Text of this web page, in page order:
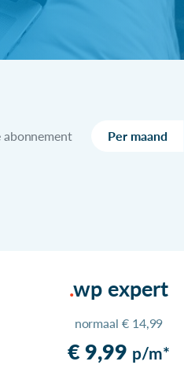
abonnement Per maand
wp expert
normaal € 14,99
€ 9,99 p/m*